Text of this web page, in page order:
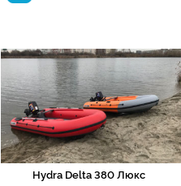
Hydra Delta 380 Люкс